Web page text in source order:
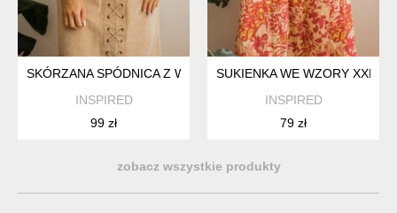
SKÓRZANA SPÓDNICA Z WIĄZANIEM M
INSPIRED
99 zł
SUKIENKA WE WZORY XXL
INSPIRED
79 zł
zobacz wszystkie produkty